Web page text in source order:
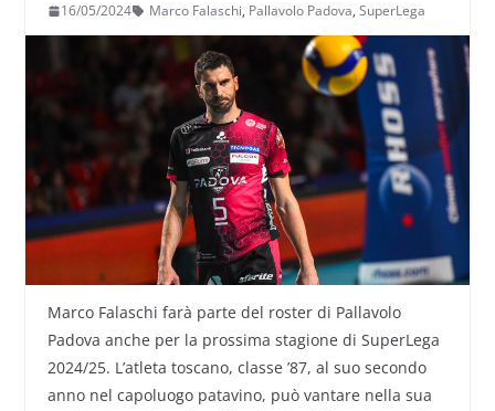
16/05/2024 Marco Falaschi, Pallavolo Padova, SuperLega
Marco Falaschi farà parte del roster di Pallavolo
Padova anche per la prossima stagione di SuperLega
2024/25. L’atleta toscano, classe ’87, al suo secondo
anno nel capoluogo patavino, può vantare nella sua